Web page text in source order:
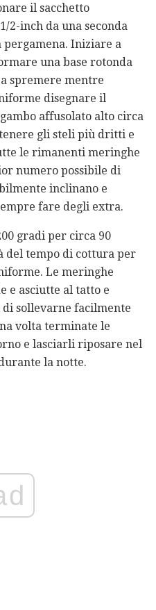
il sacchetto
2-inch da una seconda
Iniziare a
una base rotonda
spremere mentre
disegnare il
affusolato alto circa
gli steli più dritti e
le rimanenti meringhe
numero possibile di
inclinano e
fare degli extra.
gradi per circa 90
del tempo di cottura per
Le meringhe
e asciutte al tatto e
sollevarne facilmente
volta terminate le
e lasciarli riposare nel
la notte.